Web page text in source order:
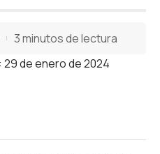
de enero de 2024
3 minutos de lectura